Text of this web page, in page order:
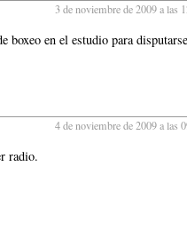
3 de noviembre de 2009 a las
boxeo en el estudio para
4 de noviembre de 2009 a las
radio.